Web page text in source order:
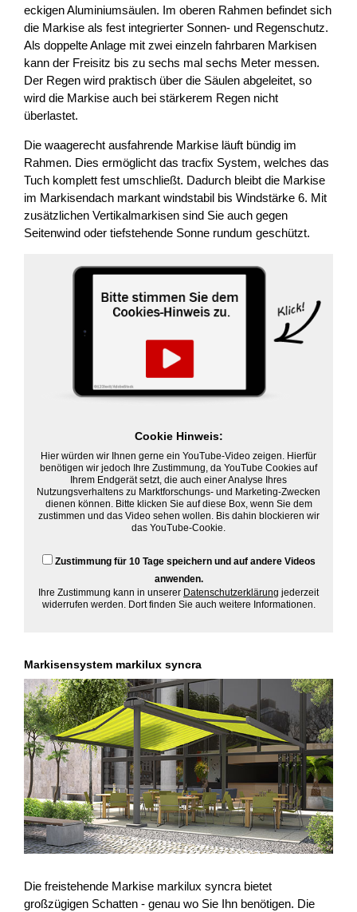
eckigen Aluminiumsäulen. Im oberen Rahmen befindet sich
die Markise als fest integrierter Sonnen- und Regenschutz.
Als doppelte Anlage mit zwei einzeln fahrbaren Markisen
kann der Freisitz bis zu sechs mal sechs Meter messen.
Der Regen wird praktisch über die Säulen abgeleitet, so
wird die Markise auch bei stärkerem Regen nicht
überlastet.
Die waagerecht ausfahrende Markise läuft bündig im
Rahmen. Dies ermöglicht das tracfix System, welches das
Tuch komplett fest umschließt. Dadurch bleibt die Markise
im Markisendach markant windstabil bis Windstärke 6. Mit
zusätzlichen Vertikalmarkisen sind Sie auch gegen
Seitenwind oder tiefstehende Sonne rundum geschützt.
Cookie Hinweis:
Hier würden wir Ihnen gerne ein YouTube-Video zeigen. Hierfür
benötigen wir jedoch Ihre Zustimmung, da YouTube Cookies auf
Ihrem Endgerät setzt, die auch einer Analyse Ihres
Nutzungsverhaltens zu Marktforschungs- und Marketing-Zwecken
dienen können. Bitte klicken Sie auf diese Box, wenn Sie dem
zustimmen und das Video sehen wollen. Bis dahin blockieren wir
das YouTube-Cookie.
Zustimmung für 10 Tage speichern und auf andere Videos
anwenden.
Ihre Zustimmung kann in unserer Datenschutzerklärung jederzeit
widerrufen werden. Dort finden Sie auch weitere Informationen.
Markisensystem markilux syncra
Die freistehende Markise markilux syncra bietet
großzügigen Schatten - genau wo Sie Ihn benötigen. Die